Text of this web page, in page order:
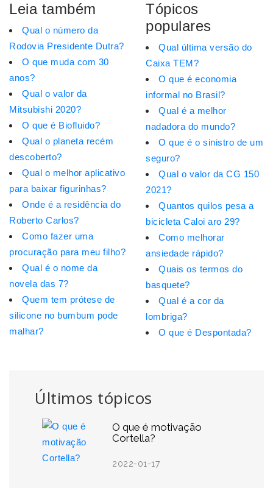
Últimos tópicos
O que é motivação
Cortella?
2022-01-17
Leia também
Qual o número da
Rodovia Presidente Dutra?
O que muda com 30
anos?
Qual o valor da
Mitsubishi 2020?
O que é Biofluido?
Qual o planeta recém
descoberto?
Qual o melhor aplicativo
para baixar figurinhas?
Onde é a residência do
Roberto Carlos?
Como fazer uma
procuração para meu filho?
Qual é o nome da
novela das 7?
Quem tem prótese de
silicone no bumbum pode
malhar?
Tópicos
populares
Qual última versão do
Caixa TEM?
O que é economia
informal no Brasil?
Qual é a melhor
nadadora do mundo?
O que é o sinistro de um
seguro?
Qual o valor da CG 150
2021?
Quantos quilos pesa a
bicicleta Caloi aro 29?
Como melhorar
ansiedade rápido?
Quais os termos do
basquete?
Qual é a cor da
lombriga?
O que é Despontada?